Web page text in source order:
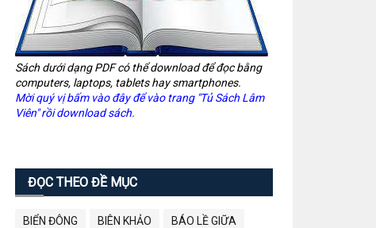
Sách dưới dạng PDF có thể download để đọc bằng
computers, laptops, tablets hay smartphones.
Mời quý vị bấm vào đây để vào trang "Tủ Sách Lâm
Viên" rồi download sách.
ĐỌC THEO ĐỀ MỤC
BIỂN ĐÔNG BIÊN KHẢO BÁO LỀ GIỮA